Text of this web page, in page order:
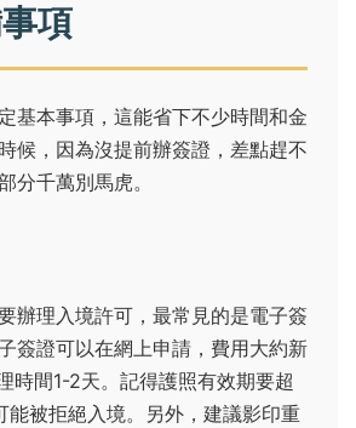
項
基本事項，這能省下不少時間和金
候，因為沒提前辦簽證，差點趕不
分千萬別馬虎。
辦理入境許可，最常見的是電子簽
簽證可以在網上申請，費用大約新
時間1-2天。記得護照有效期要超
能被拒絕入境。另外，建議影印重